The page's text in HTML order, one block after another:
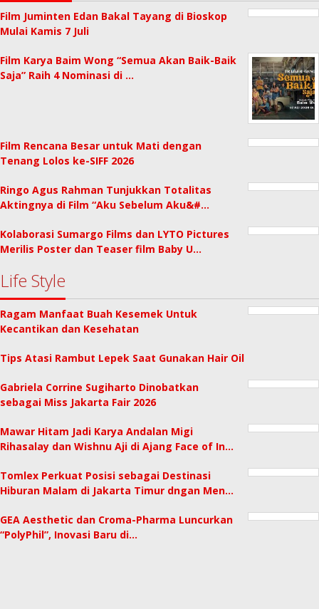
Film Juminten Edan Bakal Tayang di Bioskop
Mulai Kamis 7 Juli
Film Karya Baim Wong “Semua Akan Baik-Baik
Saja” Raih 4 Nominasi di …
Film Rencana Besar untuk Mati dengan
Tenang Lolos ke-SIFF 2026
Ringo Agus Rahman Tunjukkan Totalitas
Aktingnya di Film “Aku Sebelum Aku&#…
Kolaborasi Sumargo Films dan LYTO Pictures
Merilis Poster dan Teaser film Baby U…
Life Style
Ragam Manfaat Buah Kesemek Untuk
Kecantikan dan Kesehatan
Tips Atasi Rambut Lepek Saat Gunakan Hair Oil
Gabriela Corrine Sugiharto Dinobatkan
sebagai Miss Jakarta Fair 2026
Mawar Hitam Jadi Karya Andalan Migi
Rihasalay dan Wishnu Aji di Ajang Face of In…
Tomlex Perkuat Posisi sebagai Destinasi
Hiburan Malam di Jakarta Timur dngan Men…
GEA Aesthetic dan Croma-Pharma Luncurkan
“PolyPhil”, Inovasi Baru di…